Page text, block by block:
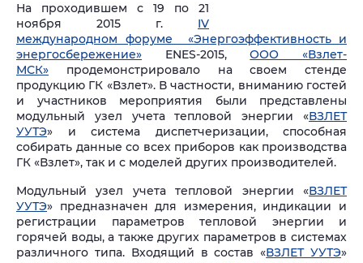
На проходившем с 19 по 21
ноября 2015 г. IV
международном форуме «Энергоэффективность и
энергосбережение» ENES-2015,ООО «Взлет-
МСК» продемонстрировало на своем стенде
продукцию ГК «Взлет». В частности, вниманию гостей
и участников мероприятия были представлены
модульный узел учета тепловой энергии «ВЗЛЕТ
УУТЭ» и система диспетчеризации, способная
собирать данные со всех приборов как производства
ГК «Взлет», так и с моделей других производителей.
Модульный узел учета тепловой энергии «ВЗЛЕТ
УУТЭ» предназначен для измерения, индикации и
регистрации параметров тепловой энергии и
горячей воды, а также других параметров в системах
различного типа. Входящий в состав «ВЗЛЕТ УУТЭ»